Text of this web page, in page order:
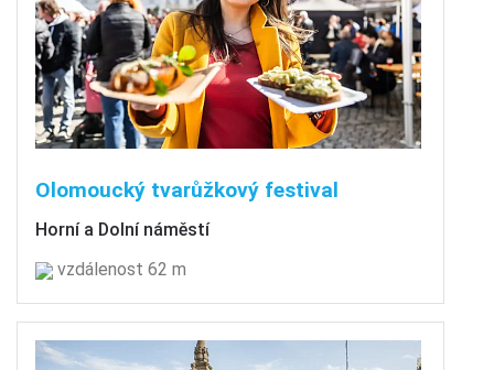
Olomoucký tvarůžkový festival
Horní a Dolní náměstí
vzdálenost 62 m